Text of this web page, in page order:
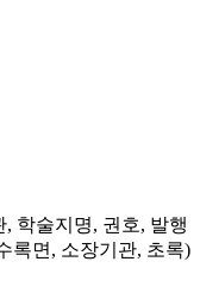
학술지명, 권호, 발행
록면, 소장기관, 초록)